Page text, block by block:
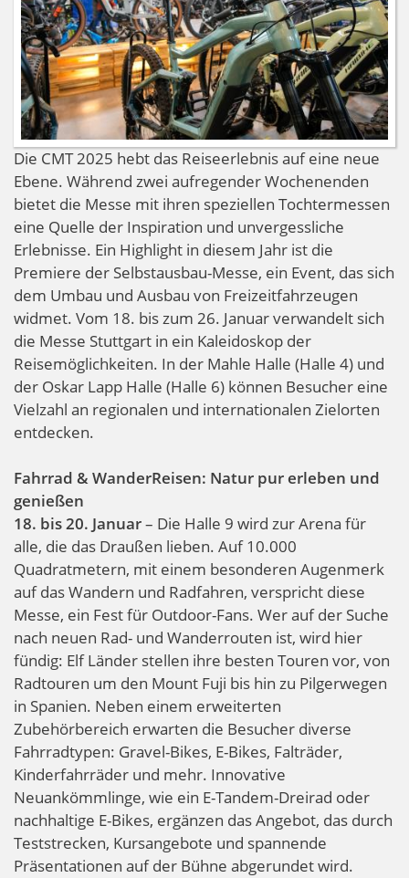
Die CMT 2025 hebt das Reiseerlebnis auf eine neue
Ebene. Während zwei aufregender Wochenenden
bietet die Messe mit ihren speziellen Tochtermessen
eine Quelle der Inspiration und unvergessliche
Erlebnisse. Ein Highlight in diesem Jahr ist die
Premiere der Selbstausbau-Messe, ein Event, das sich
dem Umbau und Ausbau von Freizeitfahrzeugen
widmet. Vom 18. bis zum 26. Januar verwandelt sich
die Messe Stuttgart in ein Kaleidoskop der
Reisemöglichkeiten. In der Mahle Halle (Halle 4) und
der Oskar Lapp Halle (Halle 6) können Besucher eine
Vielzahl an regionalen und internationalen Zielorten
entdecken.
Fahrrad & WanderReisen: Natur pur erleben und
genießen
18. bis 20. Januar– Die Halle 9 wird zur Arena für
alle, die das Draußen lieben. Auf 10.000
Quadratmetern, mit einem besonderen Augenmerk
auf das Wandern und Radfahren, verspricht diese
Messe, ein Fest für Outdoor-Fans. Wer auf der Suche
nach neuen Rad- und Wanderrouten ist, wird hier
fündig: Elf Länder stellen ihre besten Touren vor, von
Radtouren um den Mount Fuji bis hin zu Pilgerwegen
in Spanien. Neben einem erweiterten
Zubehörbereich erwarten die Besucher diverse
Fahrradtypen: Gravel-Bikes, E-Bikes, Falträder,
Kinderfahrräder und mehr. Innovative
Neuankömmlinge, wie ein E-Tandem-Dreirad oder
nachhaltige E-Bikes, ergänzen das Angebot, das durch
Teststrecken, Kursangebote und spannende
Präsentationen auf der Bühne abgerundet wird.